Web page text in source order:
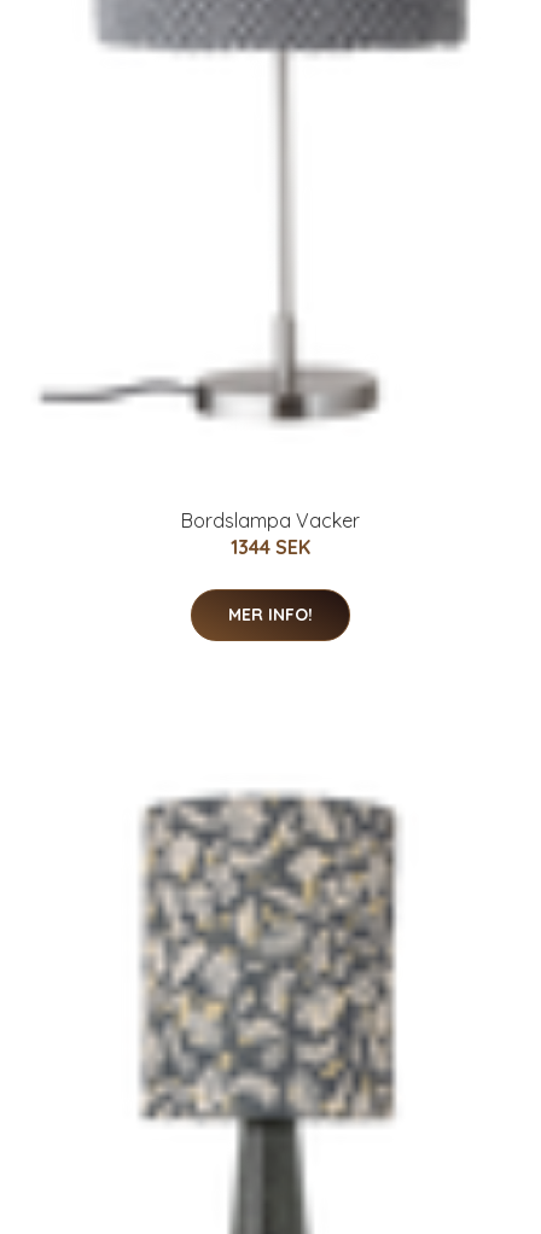
Bordslampa Vacker
1344 SEK
MER INFO!